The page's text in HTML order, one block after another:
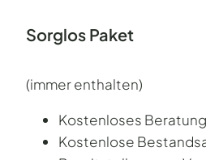
Sorglos Paket
(immer enthalten)
Kostenloses Beratung
Kostenlose